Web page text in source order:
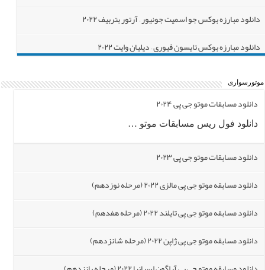
دانلود مبارزه بوکس جو اسمیت جونیور – آرتور بتربیف ۲۰۲۲
دانلود مبارزه بوکس تایسون فیوری – دیلیان وایت ۲۰۲۲
نوستالژی | مبارزه بوکس مانی پاکیائو – اریک مورالس
نوستالژی | مبارزه بوکس فلوید می ودر – زاب جودا ۲۰۰۶
موتورسواری
دانلود مسابقات موتو جی پی ۲۰۲۴
دانلود فول ریس مسابقات موتو …
دانلود مسابقات موتو جی پی ۲۰۲۳
دانلود مسابقه موتو جی پی مالزی ۲۰۲۲ (مرحله نوزدهم)
دانلود مسابقه موتو جی پی تایلند ۲۰۲۲ (مرحله هفدهم)
دانلود مسابقه موتو جی پی ژاپن ۲۰۲۲ (مرحله شانزدهم)